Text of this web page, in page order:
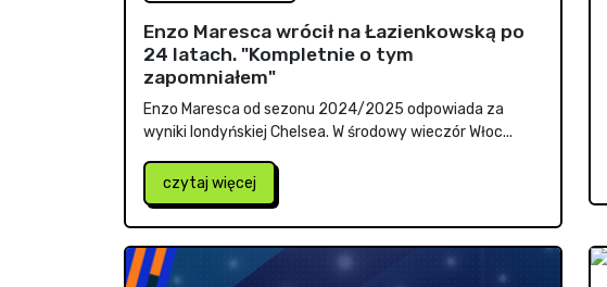
Enzo Maresca wrócił na Łazienkowską po
24 latach. "Kompletnie o tym
zapomniałem"
Enzo Maresca od sezonu 2024/2025 odpowiada za
wyniki londyńskiej Chelsea. W środowy wieczór Włoc...
czytaj więcej